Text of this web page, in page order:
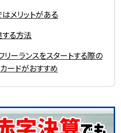
メリットがある
る方法
ーランスをスタートする際の
ードがおすすめ